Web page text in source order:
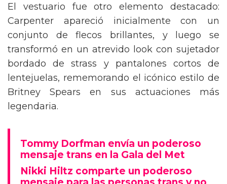
El vestuario fue otro elemento destacado:
Carpenter apareció inicialmente con un
conjunto de flecos brillantes, y luego se
transformó en un atrevido look con sujetador
bordado de strass y pantalones cortos de
lentejuelas, rememorando el icónico estilo de
Britney Spears en sus actuaciones más
legendaria.
Tommy Dorfman envía un poderoso
mensaje trans en la Gala del Met
Nikki Hiltz comparte un poderoso